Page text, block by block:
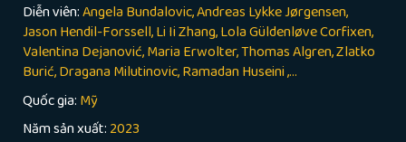
Diễn viên:Angela Bundalovic, Andreas Lykke Jørgensen,
Jason Hendil-Forssell, Li Ii Zhang, Lola Güldenløve Corfixen,
Valentina Dejanović, Maria Erwolter, ​​Thomas Algren, Zlatko
Burić, Dragana Milutinovic, Ramadan Huseini ,...
Quốc gia: Mỹ
Năm sản xuất: 2023